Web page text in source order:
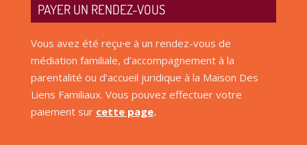
PAYER UN RENDEZ-VOUS
Vous avez été reçu·e à un rendez-vous de
médiation familiale, d’accompagnement à la
parentalité ou d’accueil juridique à la Maison Des
Liens Familiaux. Vous pouvez effectuer votre
paiement sur cette page.